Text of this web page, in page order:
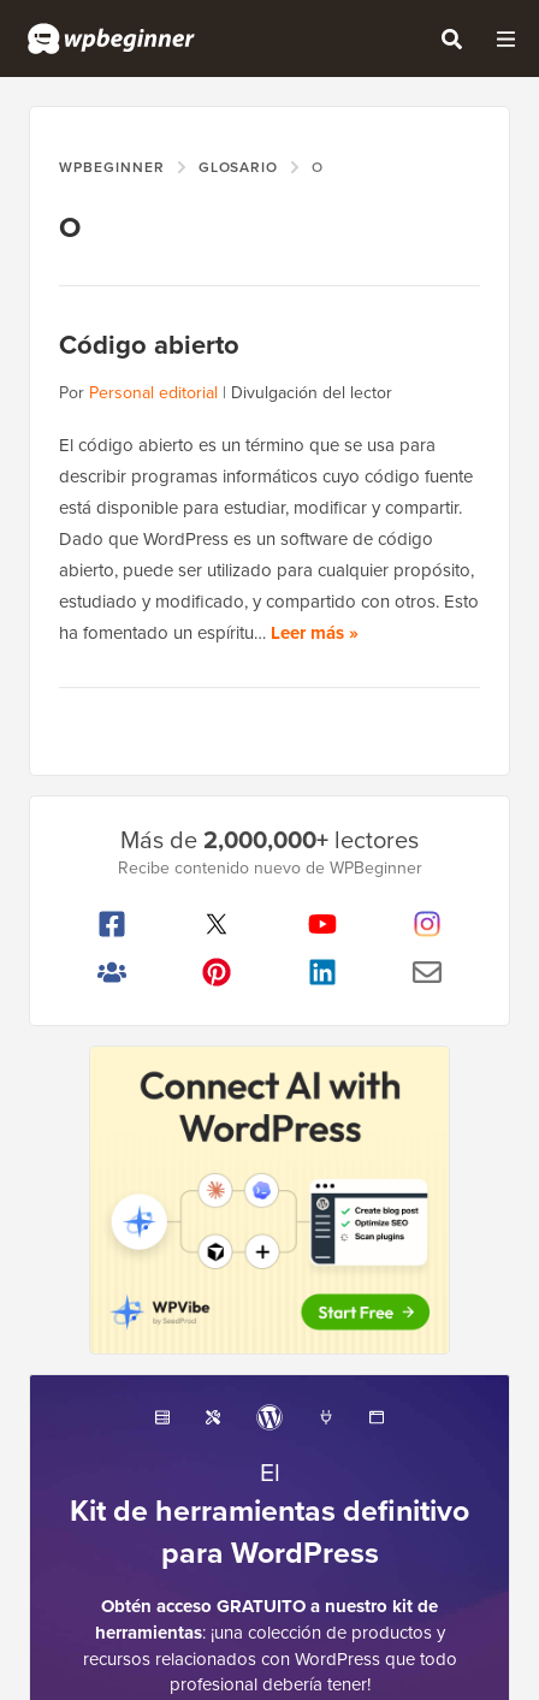
WPBEGINNER GLOSARIO O
O
Código abierto
Por Personal editorial | Divulgación del lector
El código abierto es un término que se usa para
describir programas informáticos cuyo código fuente
está disponible para estudiar, modificar y compartir.
Dado que WordPress es un software de código
abierto, puede ser utilizado para cualquier propósito,
estudiado y modificado, y compartido con otros. Esto
ha fomentado un espíritu… Leer más »
Más de2,000,000+ lectores
Recibe contenido nuevo de WPBeginner
El
Kit de herramientas definitivo
para WordPress
Obtén acceso GRATUITO a nuestro kit de
herramientas: ¡una colección de productos y
recursos relacionados con WordPress que todo
profesional debería tener!